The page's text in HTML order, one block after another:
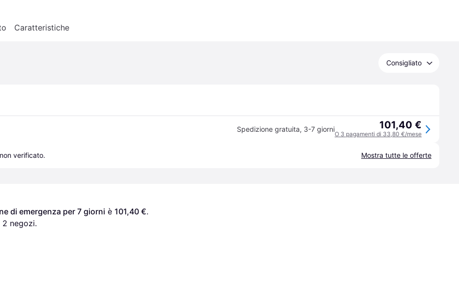
Caratteristiche
Consigliato
Spedizione gratuita, 3-7 giorni 101,40 €
O 3 pagamenti di 33,80 €/mese
non verificato. Mostra tutte le offerte
di emergenza per 7 giorni è 101,40 €.
2 negozi.